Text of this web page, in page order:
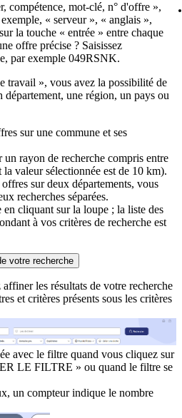
compétence, mot-clé, n° d'offre »,
« serveur », « anglais »,
la touche « entrée » entre chaque
offre précise ? Saisissez
par exemple 049RSNK.
travail », vous avez la possibilité de
département, une région, un pays ou
sur une commune et ses
un rayon de recherche compris entre
valeur sélectionnée est de 10 km).
sur deux départements, vous
recherches séparées.
cliquant sur la loupe ; la liste des
à vos critères de recherche est
votre recherche
les résultats de votre recherche
et critères présents sous les critères
avec le filtre quand vous cliquez sur
LE FILTRE » ou quand le filtre se
un compteur indique le nombre